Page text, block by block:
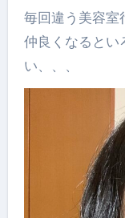
毎回違う美容室
仲良くなるとい
い、、、